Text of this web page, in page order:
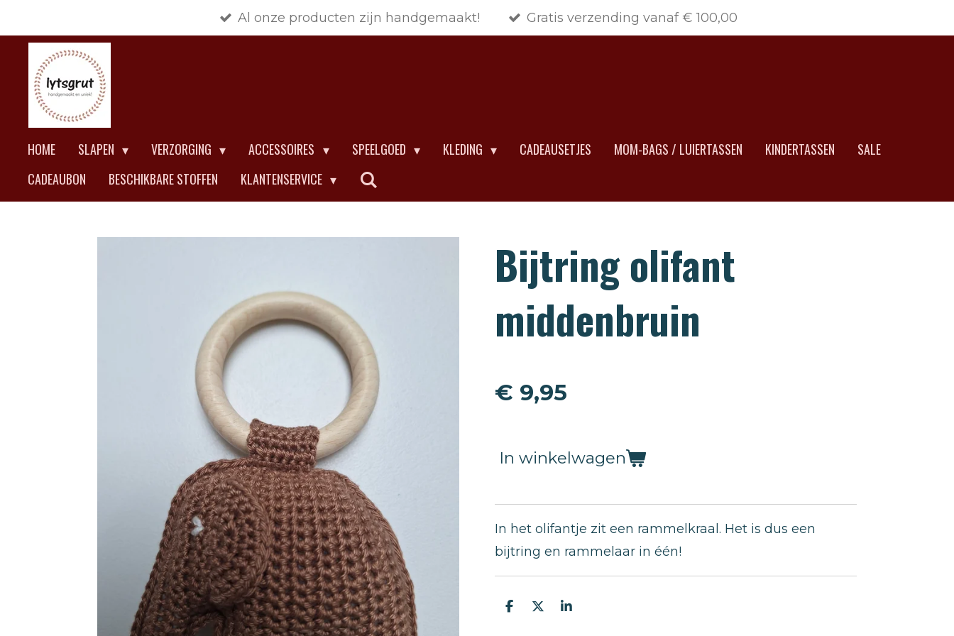
direct
hoofdinhoud
Al onze producten zijn handgemaakt! Gratis verzending vanaf € 100,00
HOME SLAPEN VERZORGING ACCESSOIRES SPEELGOED KLEDING CADEAUSETJES MOM-BAGS / LUIERTASSEN KINDERTASSEN
SALE
CADEAUBON
BESCHIKBARE STOFFEN KLANTENSERVICE
Bijtring olifant
middenbruin
€ 9,95
In winkelwagen
In het olifantje zit een rammelkraal. Het is dus een
bijtring en rammelaar in één!
D
D
S